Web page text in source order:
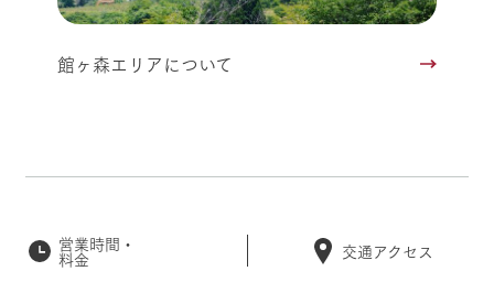
館ヶ森エリアについて
営業時間・
料金 交通アクセス